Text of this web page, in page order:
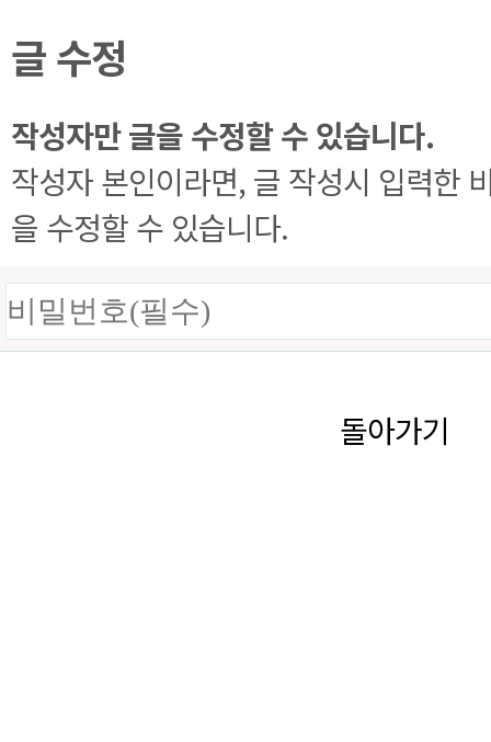
글 수정
작성자만 글을 수정할 수 있습니다.
작성자 본인이라면, 글 작성시 입력한
을 수정할 수 있습니다.
돌아가기